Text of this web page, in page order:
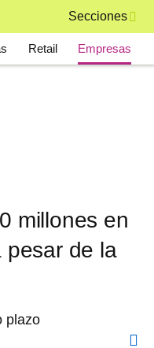
Secciones
Retail Empresas
millones en
pesar de la
plazo